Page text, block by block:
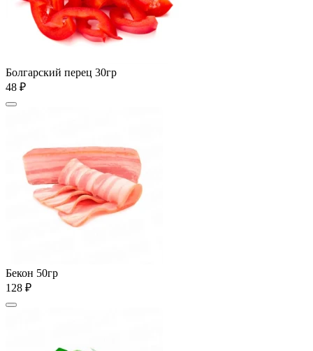
Болгарский перец 30гр
48 ₽
Бекон 50гр
128 ₽